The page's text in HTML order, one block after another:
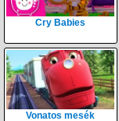
Cry Babies
Vonatos mesék